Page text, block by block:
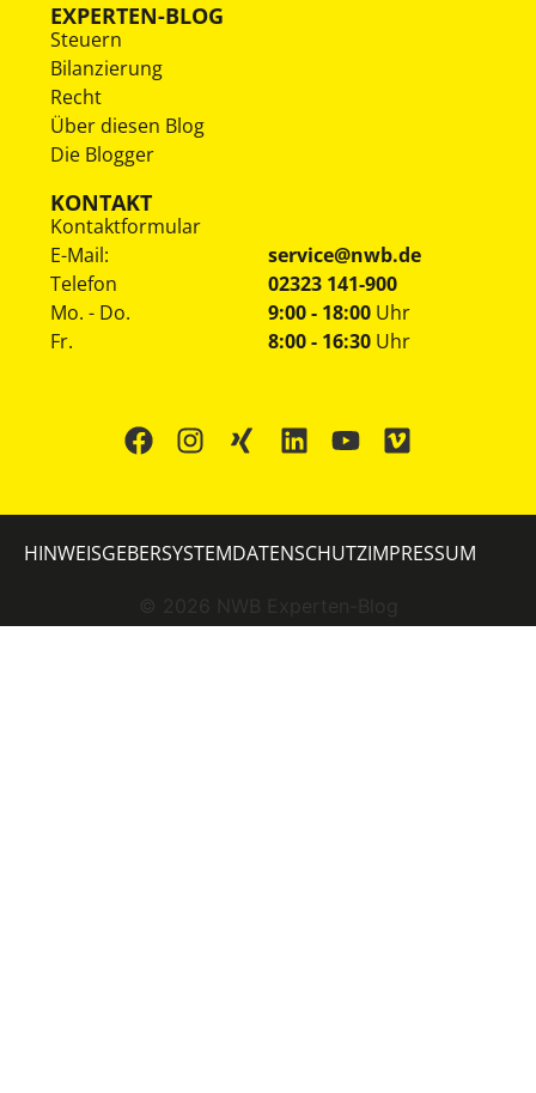
EXPERTEN-BLOG
Steuern
Bilanzierung
Recht
Über diesen Blog
Die Blogger
KONTAKT
Kontaktformular
E-Mail:
service@nwb.de
Telefon
02323 141-900
Mo. - Do.
Fr.
9:00 - 18:00 Uhr
8:00 - 16:30 Uhr
© 2026 NWB Experten-Blog
HINWEISGEBERSYSTEMDATENSCHUTZIMPRESSUM